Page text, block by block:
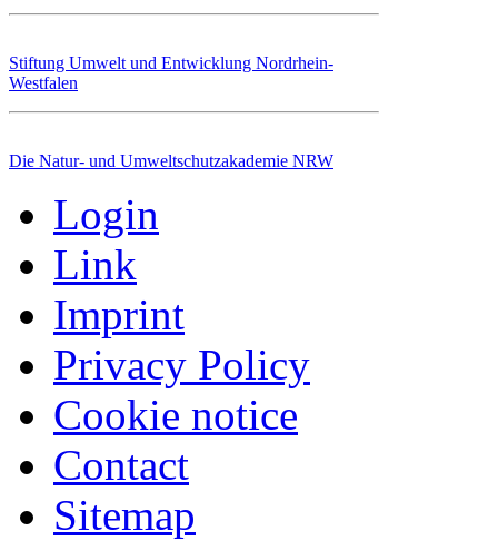
Stiftung Umwelt und Entwicklung Nordrhein-
Westfalen
Die Natur- und Umweltschutzakademie NRW
Login
Link
Imprint
Privacy Policy
Cookie notice
Contact
Sitemap